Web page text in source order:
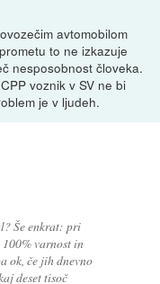
avtomobilom
to ne izkazuje
nesposobnost človeka.
voznik v SV ne bi
je v ljudeh.
Še enkrat: pri
varnost in
ok, če jih dnevno
deset tisoč